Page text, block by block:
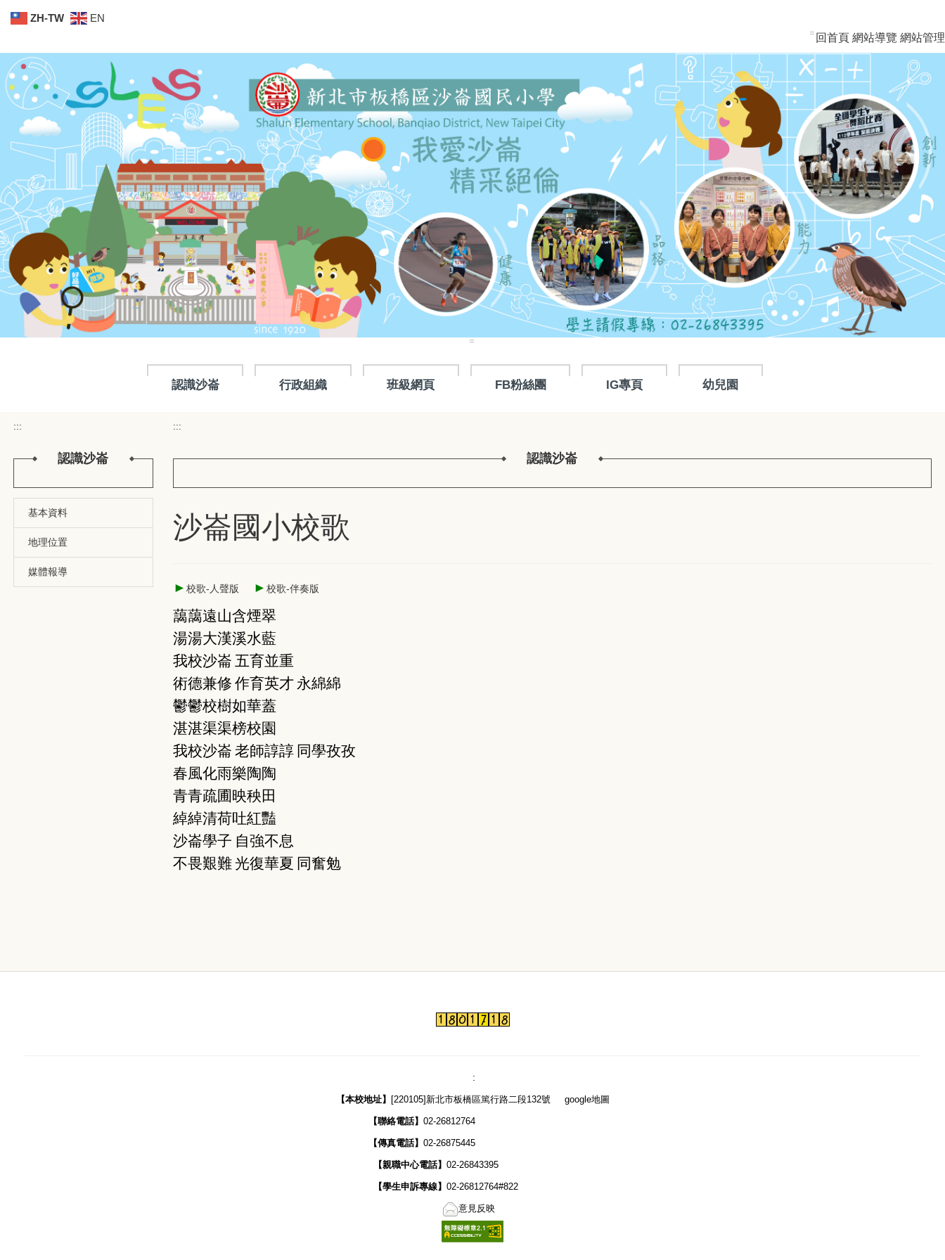
跳
到
要
內
容
區
ZH-TW EN
::: 回首頁 網站導覽 網站管理
:::
認識沙崙 行政組織 班級網頁 FB粉絲團 IG專頁 幼兒園
:::
認識沙崙
基本資料
地理位置
媒體報導
:::
認識沙崙
沙崙國小校歌
► 校歌-人聲版 ► 校歌-伴奏版
藹藹遠山含煙翠
湯湯大漢溪水藍
我校沙崙 五育並重
術德兼修 作育英才 永綿綿
鬱鬱校樹如華蓋
湛湛渠渠榜校園
我校沙崙 老師諄諄 同學孜孜
春風化雨樂陶陶
青青疏圃映秧田
綽綽清荷吐紅豔
沙崙學子 自強不息
不畏艱難光復華夏 同奮勉
:
【本校地址】 [220105]新北市板橋區篤行路二段132號 google地圖
【聯絡電話】 02-26812764
【傳真電話】 02-26875445
【親職中心電話】 02-26843395
【學生申訴專線】 02-26812764#822
意見反映